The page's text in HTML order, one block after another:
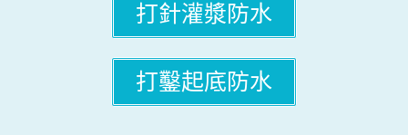
打針灌漿防水
打鑿起底防水